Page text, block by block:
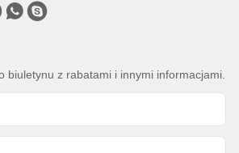
biuletynu z rabatami i innymi informacjami.